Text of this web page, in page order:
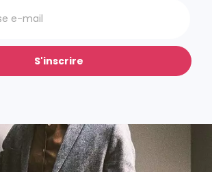
S'inscrire